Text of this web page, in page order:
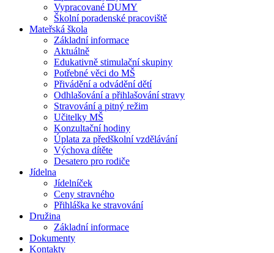
Vypracované DUMY
Školní poradenské pracoviště
Mateřská škola
Základní informace
Aktuálně
Edukativně stimulační skupiny
Potřebné věci do MŠ
Přivádění a odvádění dětí
Odhlašování a přihlašování stravy
Stravování a pitný režim
Učitelky MŠ
Konzultační hodiny
Úplata za předškolní vzdělávání
Výchova dítěte
Desatero pro rodiče
Jídelna
Jídelníček
Ceny stravného
Přihláška ke stravování
Družina
Základní informace
Dokumenty
Kontakty